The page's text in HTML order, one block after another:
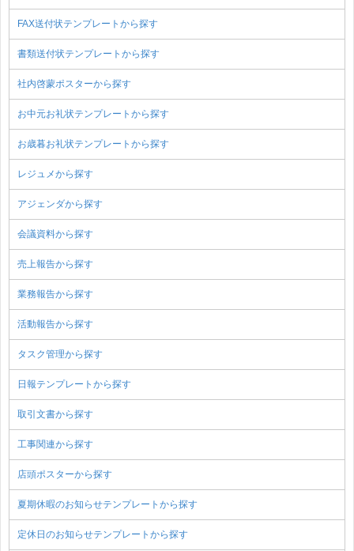
FAX送付状テンプレートから探す
書類送付状テンプレートから探す
社内啓蒙ポスターから探す
お中元お礼状テンプレートから探す
お歳暮お礼状テンプレートから探す
レジュメから探す
アジェンダから探す
会議資料から探す
売上報告から探す
業務報告から探す
活動報告から探す
タスク管理から探す
日報テンプレートから探す
取引文書から探す
工事関連から探す
店頭ポスターから探す
夏期休暇のお知らせテンプレートから探す
定休日のお知らせテンプレートから探す